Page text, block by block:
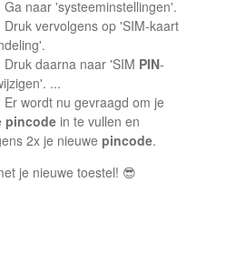
Ga naar 'systeeminstellingen'.
Druk vervolgens op 'SIM-kaart
Druk daarna naar 'SIM PIN-
...
Er wordt nu gevraagd om je
pincode in te vullen en
2x je nieuwe pincode.
je nieuwe toestel! 😎